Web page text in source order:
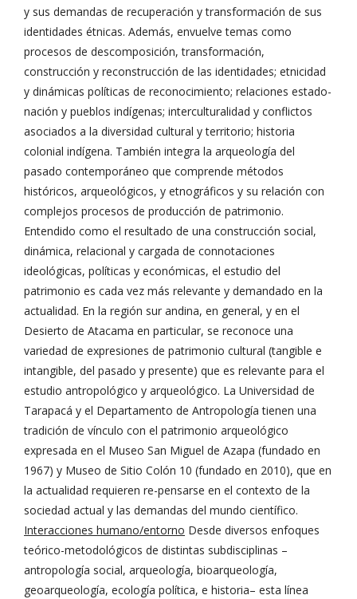
y sus demandas de recuperación y transformación de sus
identidades étnicas. Además, envuelve temas como
procesos de descomposición, transformación,
construcción y reconstrucción de las identidades; etnicidad
y dinámicas políticas de reconocimiento; relaciones estado-
nación y pueblos indígenas; interculturalidad y conflictos
asociados a la diversidad cultural y territorio; historia
colonial indígena. También integra la arqueología del
pasado contemporáneo que comprende métodos
históricos, arqueológicos, y etnográficos y su relación con
complejos procesos de producción de patrimonio.
Entendido como el resultado de una construcción social,
dinámica, relacional y cargada de connotaciones
ideológicas, políticas y económicas, el estudio del
patrimonio es cada vez más relevante y demandado en la
actualidad. En la región sur andina, en general, y en el
Desierto de Atacama en particular, se reconoce una
variedad de expresiones de patrimonio cultural (tangible e
intangible, del pasado y presente) que es relevante para el
estudio antropológico y arqueológico. La Universidad de
Tarapacá y el Departamento de Antropología tienen una
tradición de vínculo con el patrimonio arqueológico
expresada en el Museo San Miguel de Azapa (fundado en
1967) y Museo de Sitio Colón 10 (fundado en 2010), que en
la actualidad requieren re-pensarse en el contexto de la
sociedad actual y las demandas del mundo científico.
Interacciones humano/entorno Desde diversos enfoques
teórico-metodológicos de distintas subdisciplinas –
antropología social, arqueología, bioarqueología,
geoarqueología, ecología política, e historia– esta línea